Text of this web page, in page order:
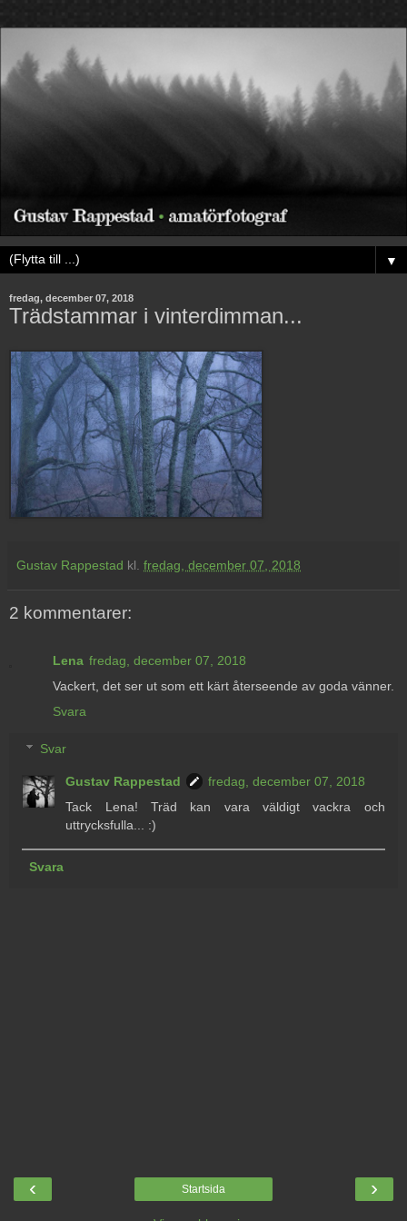
▼
fredag, december 07, 2018
Trädstammar i vinterdimman...
Gustav Rappestad kl. fredag, december 07, 2018
2 kommentarer:
Lena fredag, december 07, 2018
Vackert, det ser ut som ett kärt återseende av goda vänner.
Svara
Svar
Gustav Rappestad
fredag, december 07, 2018
Tack Lena! Träd kan vara väldigt vackra och
uttrycksfulla... :)
Svara
‹ ›
Startsida